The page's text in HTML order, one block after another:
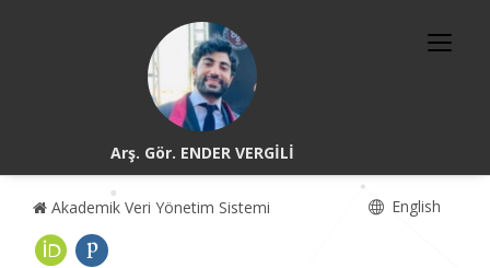
Arş. Gör. ENDER VERGİLİ
Akademik Veri Yönetim Sistemi English